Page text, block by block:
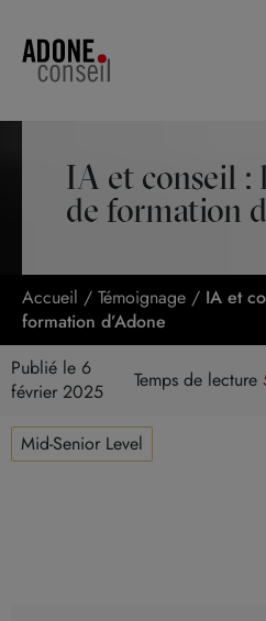
IA et conseil :
de formation
Accueil / Témoignage / IA et
formation d’Adone
Publié le 6
février 2025
Temps de lecture
Mid-Senior Level